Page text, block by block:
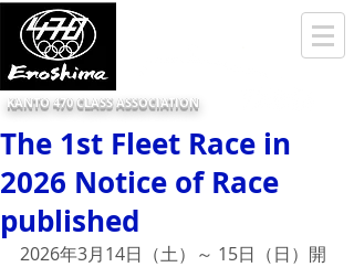
KANTO 470 CLASS ASSOCIATION
The 1st Fleet Race in
2026 Notice of Race
published
2026年3月14日（土）～ 15日（日）開